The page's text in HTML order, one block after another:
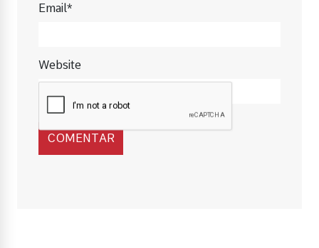
Email*
Website